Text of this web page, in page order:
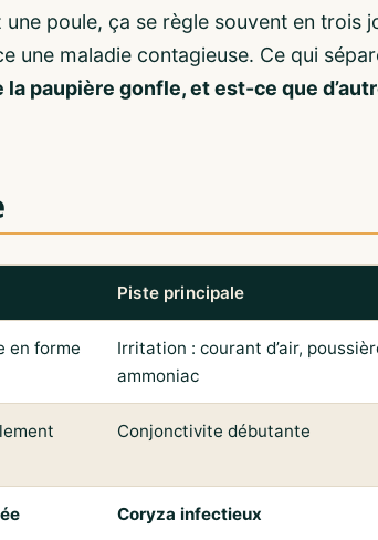
poule, ça se règle souvent en trois
une maladie contagieuse. Ce qui
la paupière gonfle, et est-ce que
Piste principale
en forme
Irritation : courant d’air,
ammoniac
Conjonctivite débutante
Coryza infectieux